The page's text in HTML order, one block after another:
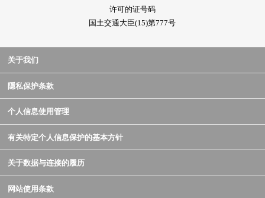
许可的证号码
国土交通大臣(15)第777号
关于我们
隱私保护条款
个人信息使用管理
有关特定个人信息保护的基本方针
关于数据与连接的履历
网站使用条款